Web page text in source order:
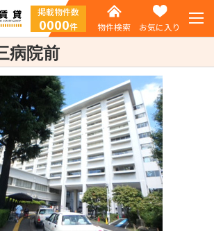
掲載物件数
0000件 物件検索 お気に入り
病院前